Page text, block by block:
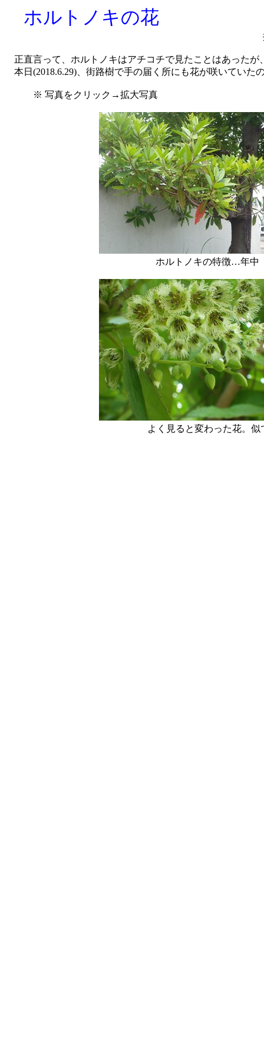
ホルトノキの花
正直言って、ホルトノキはアチコチで見たことはあったが
本日(2018.6.29)、街路樹で手の届く所にも花が咲いていた
※ 写真をクリック→拡大写真
ホルトノキの特徴…年中
よく見ると変わった花。